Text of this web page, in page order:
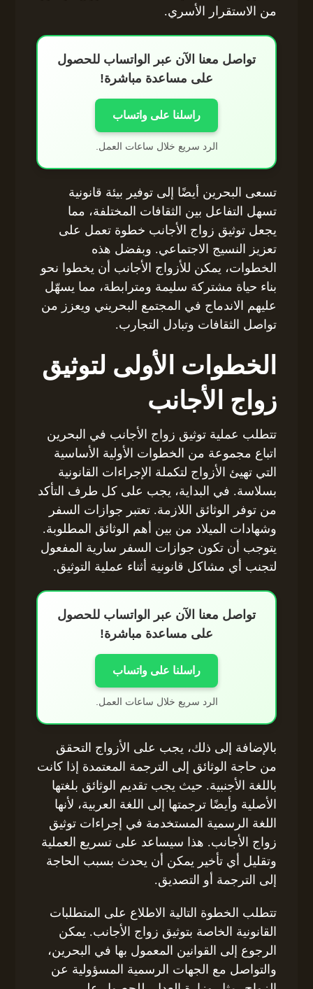
من الاستقرار الأسري.
تواصل معنا الآن عبر الواتساب للحصول
على مساعدة مباشرة!
راسلنا على واتساب
الرد سريع خلال ساعات العمل.
تسعى البحرين أيضًا إلى توفير بيئة قانونية
تسهل التفاعل بين الثقافات المختلفة، مما
يجعل توثيق زواج الأجانب خطوة تعمل على
تعزيز النسيج الاجتماعي. وبفضل هذه
الخطوات، يمكن للأزواج الأجانب أن يخطوا نحو
بناء حياة مشتركة سليمة ومترابطة، مما يسهّل
عليهم الاندماج في المجتمع البحريني ويعزز من
تواصل الثقافات وتبادل التجارب.
الخطوات الأولى لتوثيق
زواج الأجانب
تتطلب عملية توثيق زواج الأجانب في البحرين
اتباع مجموعة من الخطوات الأولية الأساسية
التي تهيئ الأزواج لتكملة الإجراءات القانونية
بسلاسة. في البداية، يجب على كل طرف التأكد
من توفر الوثائق اللازمة. تعتبر جوازات السفر
وشهادات الميلاد من بين أهم الوثائق المطلوبة.
يتوجب أن تكون جوازات السفر سارية المفعول
لتجنب أي مشاكل قانونية أثناء عملية التوثيق.
تواصل معنا الآن عبر الواتساب للحصول
على مساعدة مباشرة!
راسلنا على واتساب
الرد سريع خلال ساعات العمل.
بالإضافة إلى ذلك، يجب على الأزواج التحقق
من حاجة الوثائق إلى الترجمة المعتمدة إذا كانت
باللغة الأجنبية. حيث يجب تقديم الوثائق بلغتها
الأصلية وأيضًا ترجمتها إلى اللغة العربية، لأنها
اللغة الرسمية المستخدمة في إجراءات توثيق
زواج الأجانب. هذا سيساعد على تسريع العملية
وتقليل أي تأخير يمكن أن يحدث بسبب الحاجة
إلى الترجمة أو التصديق.
تتطلب الخطوة التالية الاطلاع على المتطلبات
القانونية الخاصة بتوثيق زواج الأجانب. يمكن
الرجوع إلى القوانين المعمول بها في البحرين،
والتواصل مع الجهات الرسمية المسؤولية عن